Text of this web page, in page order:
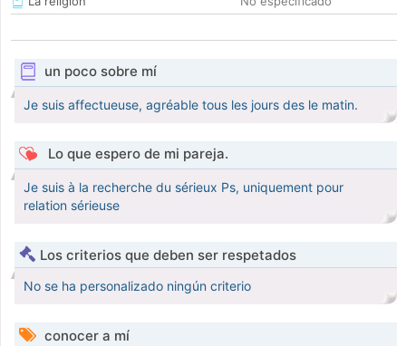
un poco sobre mí
Je suis affectueuse, agréable tous les jours des le matin.
Lo que espero de mi pareja.
Je suis à la recherche du sérieux Ps, uniquement pour
relation sérieuse
Los criterios que deben ser respetados
No se ha personalizado ningún criterio
conocer a mí